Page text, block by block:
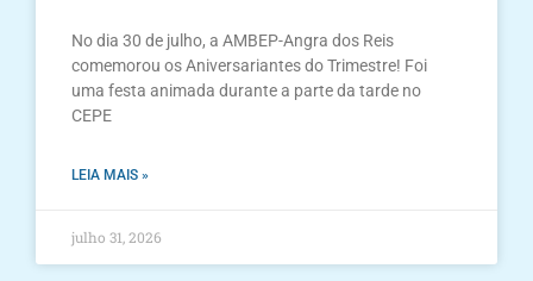
No dia 30 de julho, a AMBEP-Angra dos Reis
comemorou os Aniversariantes do Trimestre! Foi
uma festa animada durante a parte da tarde no
CEPE
LEIA MAIS »
julho 31, 2026